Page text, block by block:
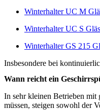
Winterhalter UC M
Winterhalter UC S
Winterhalter GS 215
Insbesondere bei
Wann reicht ein
In sehr kleinen Betrieben mit
müssen, steigen sowohl der